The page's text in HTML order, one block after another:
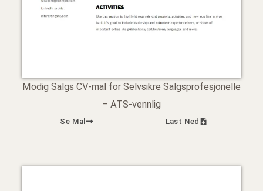
Modig Salgs CV-mal for Selvsikre Salgsprofesjonelle
– ATS-vennlig
Se Mal Last Ned